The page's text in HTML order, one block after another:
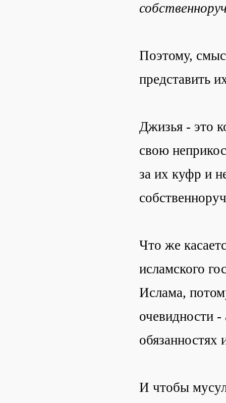
Поэтому,
представить
Джизья - это
свою
за их куфр и
Что же
исламского
Ислама,
очевидности
обязанностях
И чтобы